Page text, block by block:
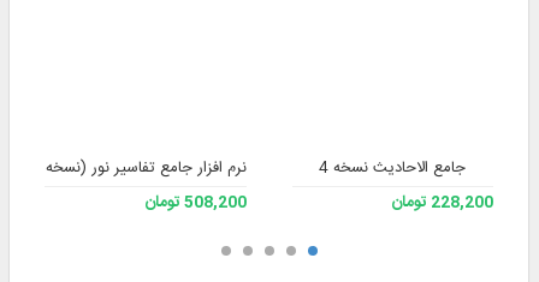
جامع الاحادیث نسخه 4
228,200 تومان
نرم افزار جامع تفاسیر نور (نسخه 4)
508,200 تومان